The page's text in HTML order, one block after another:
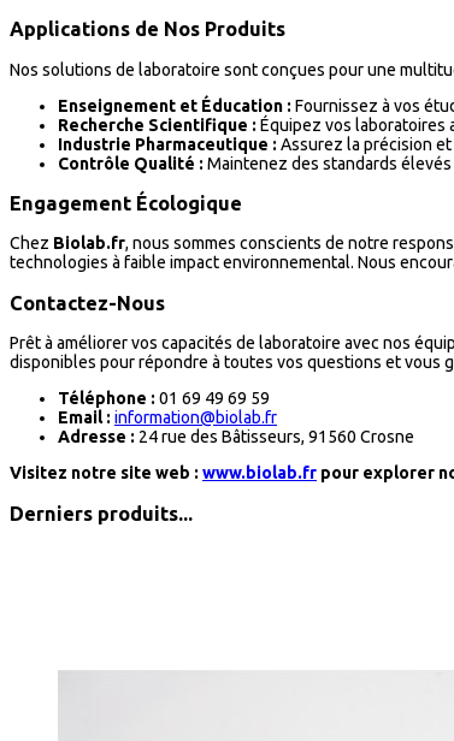
Applications de Nos Produits
Nos solutions de laboratoire sont conçues pour une
Enseignement et Éducation : Fournissez à vos
Recherche Scientifique : Équipez vos laboratoires
Industrie Pharmaceutique : Assurez la précision
Contrôle Qualité : Maintenez des standards
Engagement Écologique
Chez Biolab.fr, nous sommes conscients de notre
technologies à faible impact environnemental. Nous
Contactez-Nous
Prêt à améliorer vos capacités de laboratoire avec nos
disponibles pour répondre à toutes vos questions et vous
Téléphone : 01 69 49 69 59
Email : information@biolab.fr
Adresse : 24 rue des Bâtisseurs, 91560 Crosne
Visitez notre site web : www.biolab.fr pour explorer
Derniers produits...